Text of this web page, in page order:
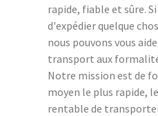
rapide, fiable et sûre.
d'expédier quelque
nous pouvons vous
transport aux
Notre mission est de
moyen le plus rapide,
rentable de